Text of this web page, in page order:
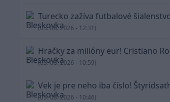
Turecko zažíva futbalové
(05. 08. 2026 - 12:31)
Hračky za milióny eur! Cristiano
(05. 08. 2026 - 10:59)
Vek je pre neho iba číslo!
(05. 08. 2026 - 10:46)